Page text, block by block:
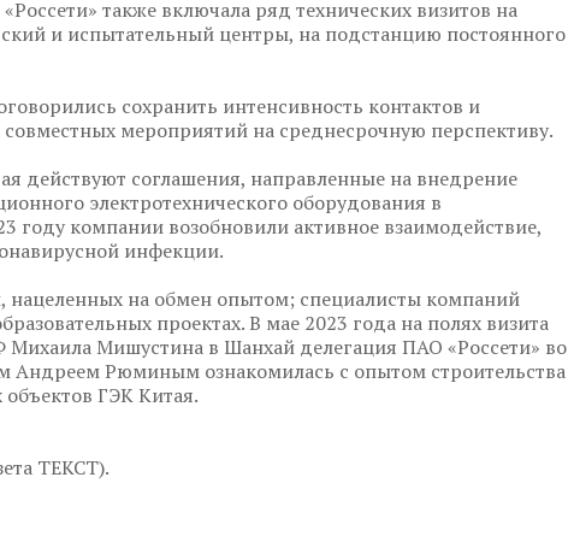
также включала ряд технических визитов на
и испытательный центры, на подстанцию постоянного
сохранить интенсивность контактов и
мероприятий на среднесрочную перспективу.
действуют соглашения, направленные на внедрение
электротехнического оборудования в
году компании возобновили активное взаимодействие,
инфекции.
на обмен опытом; специалисты компаний
проектах. В мае 2023 года на полях визита
Михаила Мишустина в Шанхай делегация ПАО «Россети» во
Андреем Рюминым ознакомилась с опытом строительства
ГЭК Китая.
ТЕКСТ).